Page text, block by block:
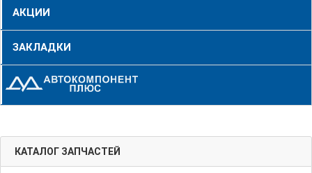
АКЦИИ
ЗАКЛАДКИ
КАТАЛОГ ЗАПЧАСТЕЙ